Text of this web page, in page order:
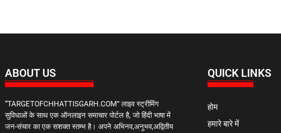
ABOUT US
“TARGETOFCHHATTISGARH.COM” लाइव स्ट्रीमिंग
सुविधाओं के साथ एक ऑनलाइन समाचार पोर्टल है, जो हिंदी भाषा में
जन-संचार का एक सशक्त स्तम्भ है। अपने अभिनव,अनुभव,अद्वितीय
QUICK LINKS
होम
हमारे बारे में